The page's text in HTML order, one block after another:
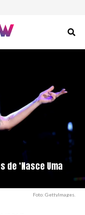
de ‘Nasce Uma
Foto: GettyImages.